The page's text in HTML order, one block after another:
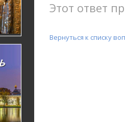
Этот ответ
Вернуться к списку